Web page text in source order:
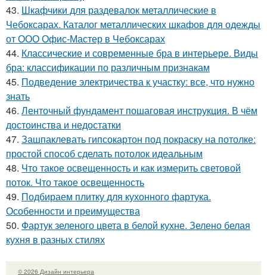
43. Шкафчики для раздевалок металлические в
Чебоксарах. Каталог металлических шкафов для одежды
от ООО Офис-Мастер в Чебоксарах
44. Классические и современные бра в интерьере. Виды
бра: классификации по различным признакам
45. Подведение электричества к участку: все, что нужно
знать
46. Ленточный фундамент пошаговая инструкция. В чём
достоинства и недостатки
47. Зашпаклевать гипсокартон под покраску на потолке:
простой способ сделать потолок идеальным
48. Что такое освещенность и как измерить световой
поток. Что такое освещенность
49. Подбираем плитку для кухонного фартука.
Особенности и преимущества
50. Фартук зеленого цвета в белой кухне. Зелено белая
кухня в разных стилях
© 2026 Дизайн интерьера